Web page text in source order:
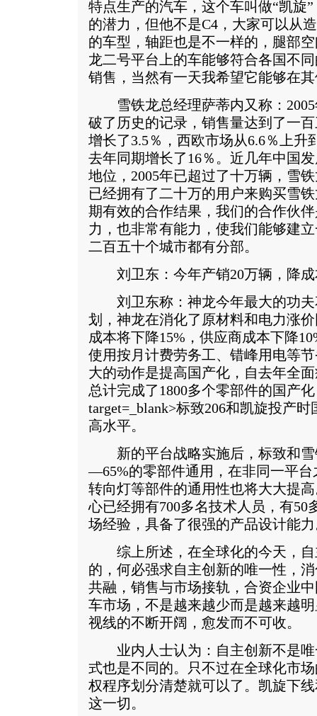
特点生产的汽车，这个车叫做“凯旋
的潜力，但他不是C4，大家可以从
的车型，轴距也是不一样的，腿部
龙二号平台上的车能够符合各国不
销售，当然有一天我希望它能够在
雪铁龙总经理萨蒂内又称：2005
破了历史的记录，销售量达到了一
增长了3.5％，西欧市场从6.6％上升
去年同期增长了16％。近几年中国
地位，2005年已超过了十万辆，雪
已经拥有了二十万的用户来购买雪
期有效的合作结果，我们的合作伙
力，也非常有能力，使我们能够建
二百五十个城市都有分部。
刘卫东：今年产销20万辆，降成
刘卫东称：神龙今年最大的功夫
划，神龙在消化了原材料和电力涨
成本将下降15%，供应商成本下降
使用按月计费劳务工、错峰用电等
大的动作是提高国产化，自去年全
总计完成了1800多个零部件的国产
target=_blank>标致206和凯旋投产
高水平。
新的平台战略实施后，标致和雪
—65%的零部件通用，在非同一平
转向灯等部件的通用性也将大大提
心已经拥有700多名技术人员，有50
场经验，具备了很强的产品设计能
综上所述，在全球化的今天，自
的，何必强求自主创新的唯一性，
共融，销售与市场接轨，合资企业
车市场，不是越来越少而是越来越
视线的不断开阔，愈发而不可收。
业内人士认为：自主创新不是唯
式也是不同的。只不过在全球化市
权程序划分清楚就可以了。凯旋下
这一切。